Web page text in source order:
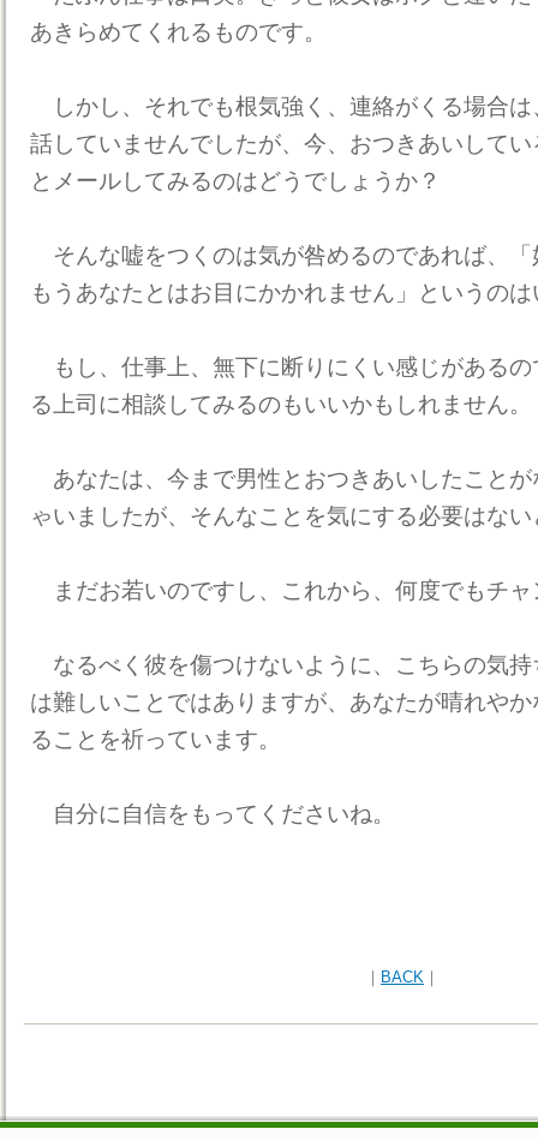
あきらめてくれるものです。
しかし、それでも根気強く、連絡がくる場合
話していませんでしたが、今、おつきあいして
とメールしてみるのはどうでしょうか？
そんな嘘をつくのは気が咎めるのであれば、
もうあなたとはお目にかかれません」というの
もし、仕事上、無下に断りにくい感じがある
る上司に相談してみるのもいいかもしれません。
あなたは、今まで男性とおつきあいしたこと
ゃいましたが、そんなことを気にする必要はな
まだお若いのですし、これから、何度でもチ
なるべく彼を傷つけないように、こちらの気
は難しいことではありますが、あなたが晴れや
ることを祈っています。
自分に自信をもってくださいね。
｜ BACK ｜